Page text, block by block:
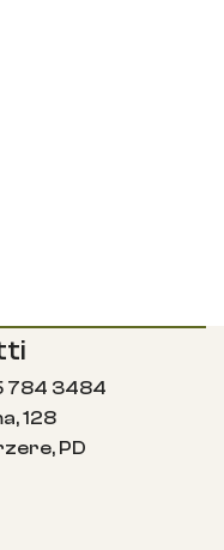
784 3484
128
PD